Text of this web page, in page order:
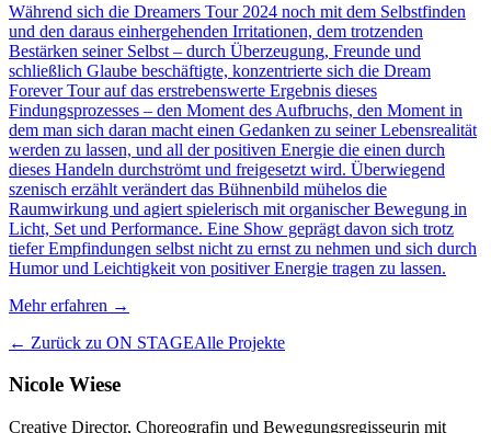
Während sich die Dreamers Tour 2024 noch mit dem Selbstfinden
und den daraus einhergehenden Irritationen, dem trotzenden
Bestärken seiner Selbst – durch Überzeugung, Freunde und
schließlich Glaube beschäftigte, konzentrierte sich die Dream
Forever Tour auf das erstrebenswerte Ergebnis dieses
Findungsprozesses – den Moment des Aufbruchs, den Moment in
dem man sich daran macht einen Gedanken zu seiner Lebensrealität
werden zu lassen, und all der positiven Energie die einen durch
dieses Handeln durchströmt und freigesetzt wird. Überwiegend
szenisch erzählt verändert das Bühnenbild mühelos die
Raumwirkung und agiert spielerisch mit organischer Bewegung in
Licht, Set und Performance. Eine Show geprägt davon sich trotz
tiefer Empfindungen selbst nicht zu ernst zu nehmen und sich durch
Humor und Leichtigkeit von positiver Energie tragen zu lassen.
Mehr erfahren →
← Zurück zu ON STAGEAlle Projekte
Nicole Wiese
Creative Director, Choreografin und Bewegungsregisseurin mit